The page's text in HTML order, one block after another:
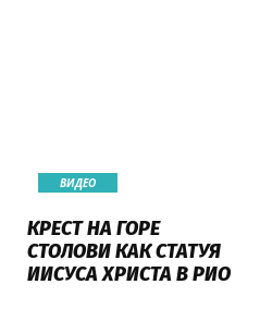
ВИДЕО
КРЕСТ НА ГОРЕ
СТОЛОВИ КАК СТАТУЯ
ИИСУСА ХРИСТА В РИО